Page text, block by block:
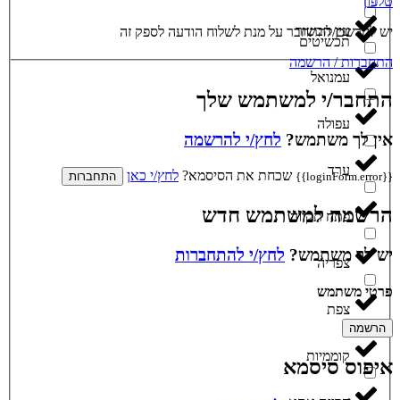
תכשיטים
עין הבשור
עמנואל
עפולה
ערד
פתח תקווה
צפריה
צפת
קוממיות
יש להרשם/להתחבר על מנת לשלוח הודעה לספק זה
התחברות / הרשמה
התחבר/י למשתמש שלך
אין לך משתמש? לחץ/י להרשמה
{{loginForm.error}} שכחת את הסיסמא? לחץ/י כאן התחברות
הרשמה למשתמש חדש
יש לך משתמש? לחץ/י להתחברות
פרטי משתמש
הרשמה
איפוס סיסמא